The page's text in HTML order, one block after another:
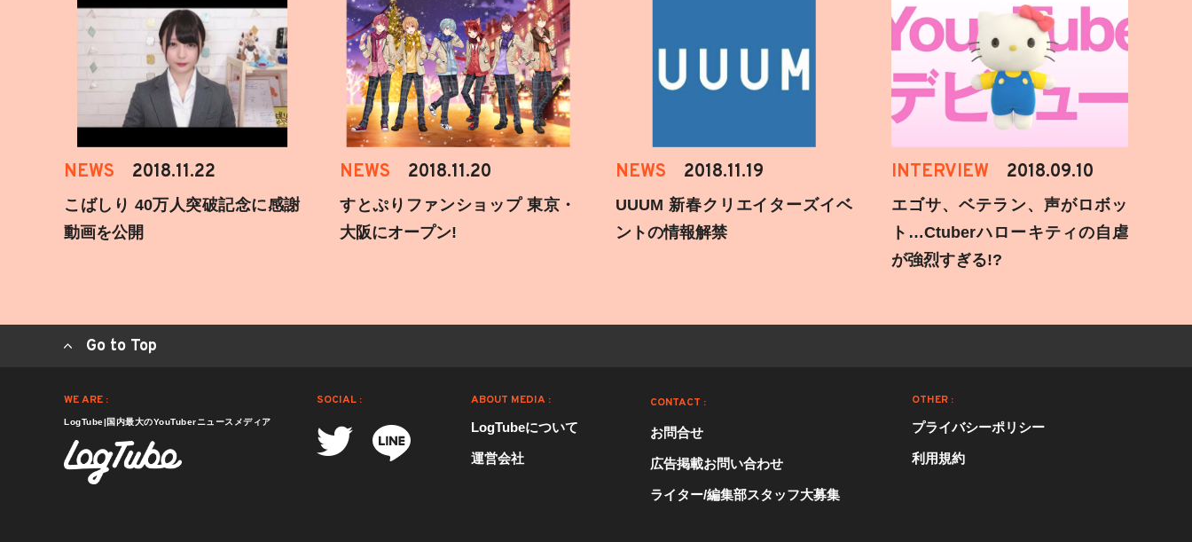
NEWS 2018.11.22
こばしり 40万人突破記念に感謝
動画を公開
NEWS 2018.11.20
すとぷりファンショップ 東京・
大阪にオープン!
NEWS 2018.11.19
UUUM 新春クリエイターズイベ
ントの情報解禁
INTERVIEW 2018.09.10
エゴサ、ベテラン、声がロボッ
ト…Ctuberハローキティの自虐
が強烈すぎる!?
Go to Top
WE ARE :
LogTube|国内最大のYouTuberニュースメディア
SOCIAL : ABOUT MEDIA :
LogTubeについて
運営会社
CONTACT :
お問合せ
広告掲載お問い合わせ
ライター/編集部スタッフ大募集
OTHER :
プライバシーポリシー
利用規約